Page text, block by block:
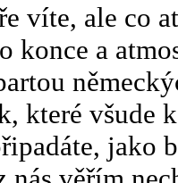
víte, ale co
konce a
které všude